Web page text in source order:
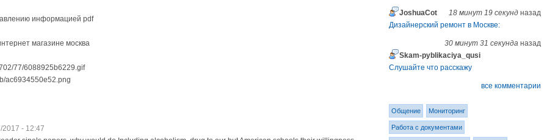
информацией pdf
магазине москва
77/6088925b6229.gif
ac6934550e52.png
2017 - 12:47
18 минут 19 секундназад
JoshuaCot
Дизайнерский ремонт в Москве:
30 минут 31 секунданазад
Skam-pyblikaciya_qusi
Слушайте что расскажу
все комментарии
Общение Мониторинг
Работа с документами